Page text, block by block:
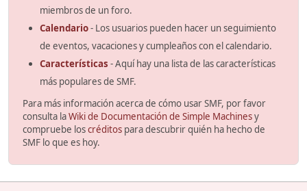
miembros de un foro.
Calendario- Los usuarios pueden hacer un seguimiento
de eventos, vacaciones y cumpleaños con el calendario.
Características - Aquí hay una lista de las características
más populares de SMF.
Para más información acerca de cómo usar SMF, por favor
consulta laWiki de Documentación de Simple Machinesy
compruebe loscréditos para descubrir quién ha hecho de
SMF lo que es hoy.